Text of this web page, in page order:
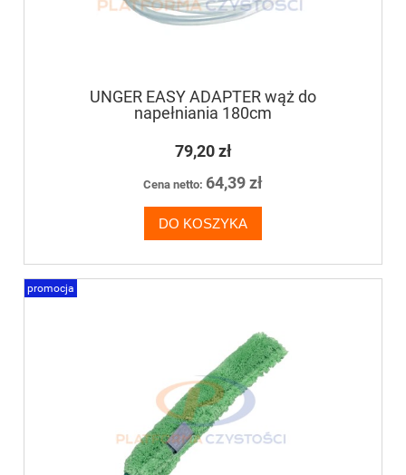
UNGER EASY ADAPTER wąż do
napełniania 180cm
79,20 zł
Cena netto: 64,39 zł
DO KOSZYKA
promocja